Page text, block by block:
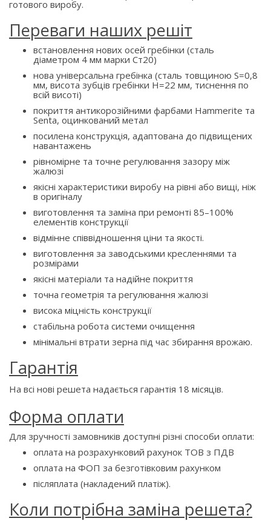
готового виробу.
Переваги наших решіт
встановлення нових осей гребінки (сталь
діаметром 4 мм марки Ст20)
нова універсальна гребінка (сталь товщиною S=0,8
мм, висота зубців гребінки H=22 мм, тиснення по
всій висоті)
покриття антикорозійними фарбами Hammerite та
Senta, оцинкований метал
посилена конструкція, адаптована до підвищених
навантажень
рівномірне та точне регулювання зазору між
жалюзі
якісні характеристики виробу на рівні або вищі, ніж
в оригіналу
виготовлення та заміна при ремонті 85–100%
елементів конструкції
відмінне співвідношення ціни та якості.
виготовлення за заводськими кресленнями та
розмірами
якісні матеріали та надійне покриття
точна геометрія та регулювання жалюзі
висока міцність конструкції
стабільна робота системи очищення
мінімальні втрати зерна під час збирання врожаю.
Гарантія
На всі нові решета надається гарантія 18 місяців.
Форма оплати
Для зручності замовників доступні різні способи оплати:
оплата на розрахунковий рахунок ТОВ з ПДВ
оплата на ФОП за безготівковим рахунком
післяплата (накладений платіж).
Коли потрібна заміна решета?